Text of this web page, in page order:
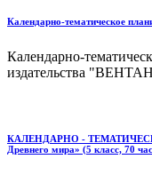
Календарно-тематическое
Календарно-
издательства
КАЛЕНДАРНО -
Древнего мира» (5 класс, 70